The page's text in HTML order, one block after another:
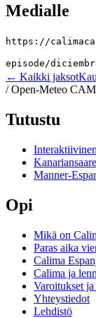
Medialle
https://
episode/
← Kaikki jaksot
/ Open-Meteo
Tutustu
Manner-
Opi
Mikä on
Paras aika
Calima
Calima ja
Varoitukset ja
Yhteystiedot
Lehdistö